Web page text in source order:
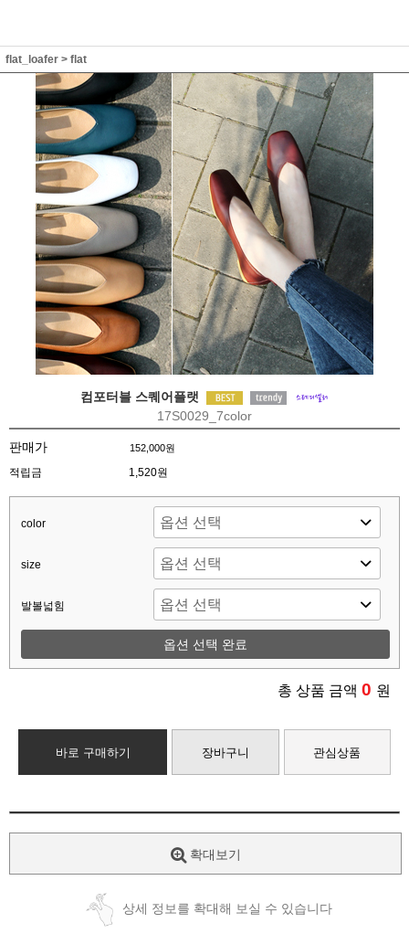
flat_loafer > flat
컴포터블 스퀘어플랫
17S0029_7color
판매가 152,000원
적립금 1,520원
color
size
발볼넓힘
옵션 선택 완료
총 상품 금액 0 원
바로 구매하기 장바구니 관심상품
확대보기
상세 정보를 확대해 보실 수 있습니다